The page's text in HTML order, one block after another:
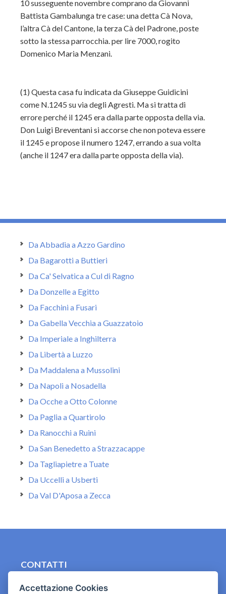
10 susseguente novembre comprano da Giovanni
Battista Gambalunga tre case: una detta Cà Nova,
l’altra Cà del Cantone, la terza Cà del Padrone, poste
sotto la stessa parrocchia. per lire 7000, rogito
Domenico Maria Menzani.
(1) Questa casa fu indicata da Giuseppe Guidicini
come N.1245 su via degli Agresti. Ma si tratta di
errore perché il 1245 era dalla parte opposta della via.
Don Luigi Breventani si accorse che non poteva essere
il 1245 e propose il numero 1247, errando a sua volta
(anche il 1247 era dalla parte opposta della via).
Da Abbadia a Azzo Gardino
Da Bagarotti a Buttieri
Da Ca' Selvatica a Cul di Ragno
Da Donzelle a Egitto
Da Facchini a Fusari
Da Gabella Vecchia a Guazzatoio
Da Imperiale a Inghilterra
Da Libertà a Luzzo
Da Maddalena a Mussolini
Da Napoli a Nosadella
Da Ocche a Otto Colonne
Da Paglia a Quartirolo
Da Ranocchi a Ruini
Da San Benedetto a Strazzacappe
Da Tagliapietre a Tuate
Da Uccelli a Usberti
Da Val D'Aposa a Zecca
CONTATTI
Accettazione Cookies